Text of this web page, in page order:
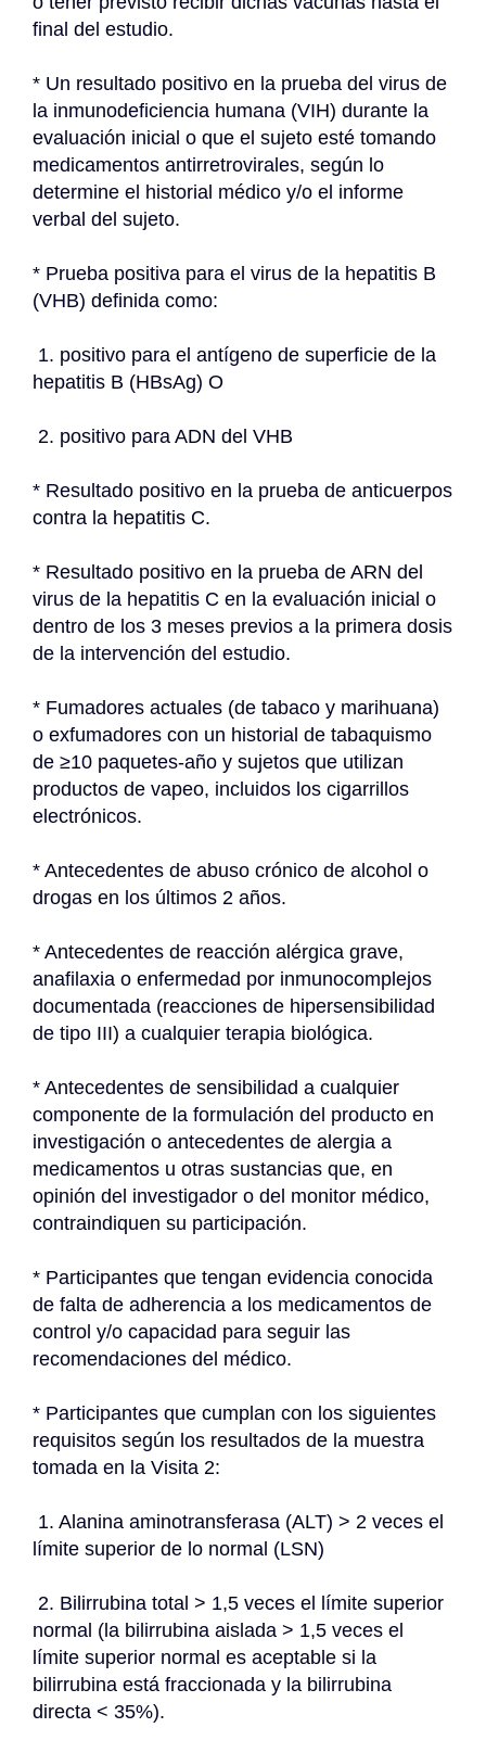
final del estudio.
* Un resultado positivo en la prueba del virus de
la inmunodeficiencia humana (VIH) durante la
evaluación inicial o que el sujeto esté tomando
medicamentos antirretrovirales, según lo
determine el historial médico y/o el informe
verbal del sujeto.
* Prueba positiva para el virus de la hepatitis B
(VHB) definida como:
hepatitis B (HBsAg) O
2. positivo para ADN del VHB
* Resultado positivo en la prueba de anticuerpos
contra la hepatitis C.
* Resultado positivo en la prueba de ARN del
virus de la hepatitis C en la evaluación inicial o
dentro de los 3 meses previos a la primera dosis
de la intervención del estudio.
* Fumadores actuales (de tabaco y marihuana)
o exfumadores con un historial de tabaquismo
de ≥10 paquetes-año y sujetos que utilizan
productos de vapeo, incluidos los cigarrillos
electrónicos.
* Antecedentes de abuso crónico de alcohol o
drogas en los últimos 2 años.
* Antecedentes de reacción alérgica grave,
anafilaxia o enfermedad por inmunocomplejos
documentada (reacciones de hipersensibilidad
de tipo III) a cualquier terapia biológica.
* Antecedentes de sensibilidad a cualquier
componente de la formulación del producto en
investigación o antecedentes de alergia a
medicamentos u otras sustancias que, en
opinión del investigador o del monitor médico,
contraindiquen su participación.
* Participantes que tengan evidencia conocida
de falta de adherencia a los medicamentos de
control y/o capacidad para seguir las
recomendaciones del médico.
* Participantes que cumplan con los siguientes
requisitos según los resultados de la muestra
tomada en la Visita 2:
límite superior de lo normal (LSN)
normal (la bilirrubina aislada > 1,5 veces el
límite superior normal es aceptable si la
bilirrubina está fraccionada y la bilirrubina
directa < 35%).